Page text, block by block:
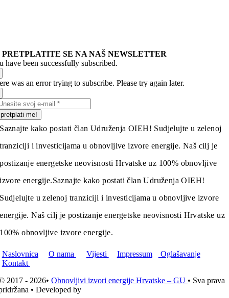
PRETPLATITE SE NA NAŠ NEWSLETTER
have been successfully subscribed.
was an error trying to subscribe. Please try again later.
pretplati me!
Saznajte kako postati član Udruženja OIEH! Sudjelujte u zelenoj
tranziciji i investicijama u obnovljive izvore energije. Naš cilj je
postizanje energetske neovisnosti Hrvatske uz 100% obnovljive
izvore energije.Saznajte kako postati član Udruženja OIEH!
Sudjelujte u zelenoj tranziciji i investicijama u obnovljive izvore
energije. Naš cilj je postizanje energetske neovisnosti Hrvatske uz
100% obnovljive izvore energije.
Naslovnica O nama Vijesti Impressum
Oglašavanje
Kontakt
2017 - 2026•Obnovljivi izvori energije Hrvatske – GU • Sva prava
• Developed by